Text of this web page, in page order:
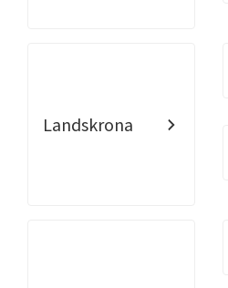
Landskrona